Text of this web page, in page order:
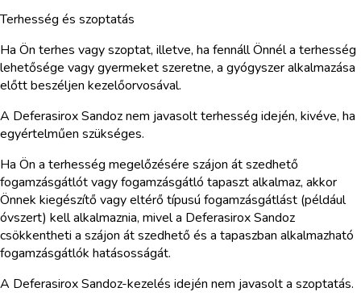
Terhesség és szoptatás
Ha Ön terhes vagy szoptat, illetve, ha fennáll Önnél a terhesség
lehetősége vagy gyermeket szeretne, a gyógyszer alkalmazása
előtt beszéljen kezelőorvosával.
A Deferasirox Sandoz nem javasolt terhesség idején, kivéve, ha
egyértelműen szükséges.
Ha Ön a terhesség megelőzésére szájon át szedhető
fogamzásgátlót vagy fogamzásgátló tapaszt alkalmaz, akkor
Önnek kiegészítő vagy eltérő típusú fogamzásgátlást (például
óvszert) kell alkalmaznia, mivel a Deferasirox Sandoz
csökkentheti a szájon át szedhető és a tapaszban alkalmazható
fogamzásgátlók hatásosságát.
A Deferasirox Sandoz-kezelés idején nem javasolt a szoptatás.